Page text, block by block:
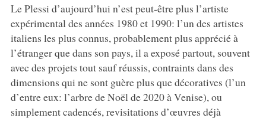
Le Plessi d’aujourd’hui n’est peut-être plus l’artiste
expérimental des années 1980 et 1990: l’un des artistes
italiens les plus connus, probablement plus apprécié à
l’étranger que dans son pays, il a exposé partout, souvent
avec des projets tout sauf réussis, contraints dans des
dimensions qui ne sont guère plus que décoratives (l’un
d’entre eux: l’arbre de Noël de 2020 à Venise), ou
simplement cadencés, revisitations d’œuvres déjà